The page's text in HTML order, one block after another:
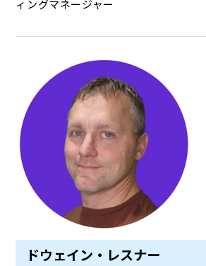
ィングマネージャー
ドウェイン・レスナー